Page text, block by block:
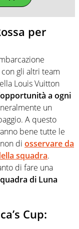
per
gli altri team
Louis Vuitton
a ogni
un
A questo
bene tutte le
di osservare da
squadra.
di fare una
di Luna
Cup: